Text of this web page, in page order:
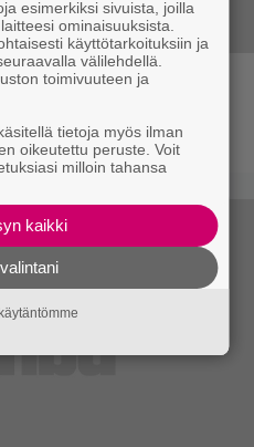
kiinni jäänyt
spraypullo
ei kiinnosta
esimerkiksi sivuista, joilla
ominaisuuksista.
käyttötarkoituksiin ja
välilehdellä.
toimivuuteen ja
tietoja myös ilman
oikeutettu peruste. Voit
milloin tahansa
kaikki